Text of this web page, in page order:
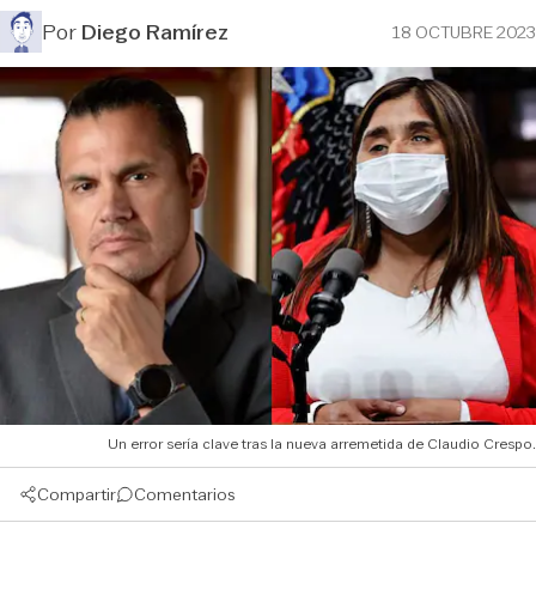
PorDiego Ramírez 18 OCTUBRE 2023
Un error sería clave tras la nueva arremetida de Claudio Crespo.
Compartir Comentarios